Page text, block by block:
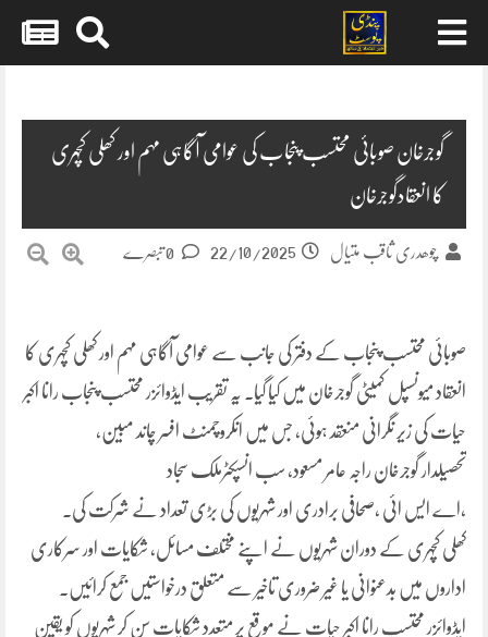
گوجرخان صوبائی محتسب پنجاب کی عوامی آگاہی مہم اور کھلی کچہری
کا انعقادگوجرخان
چوھدری ثاقب متیال 22/10/2025
صوبائی محتسب پنجاب کے دفتر کی جانب سے عوامی آگاہی مہم اور کھلی کچہری کا
انعقاد میونسپل کمیٹی گوجرخان میں کیا گیا۔ یہ تقریب ایڈوائزر محتسب پنجاب رانا اکبر
حیات کی زیر نگرانی منعقد ہوئی، جس میں انکروچمنٹ افسر چاند مبین،
تحصیلدار گوجرخان راجہ عامر مسعود، سب انسپکٹرملک سجاد
،اے ایس ائی ،صحافی برادری اور شہریوں کی بڑی تعداد نے شرکت کی۔
کھلی کچہری کے دوران شہریوں نے اپنے مختلف مسائل، شکایات اور سرکاری
اداروں میں بدعنوانی یا غیر ضروری تاخیر سے متعلق درخواستیں جمع کرائیں۔
ایڈوائزر محتسب رانا اکبر حیات نے موقع پر متعدد شکایات سن کر شہریوں کو یقین